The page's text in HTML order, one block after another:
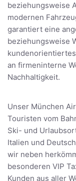
beziehungsweise
modernen
garantiert eine
beziehungsweise
an firmeninterne
Nachhaltigkeit.
Unser München
Touristen vom
Ski- und
Italien und
wir neben
besonderen VIP
Kunden aus aller